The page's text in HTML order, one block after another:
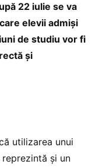
22 iulie se va
elevii admişi
de studiu vor fi
şi
utilizarea unui
şi un